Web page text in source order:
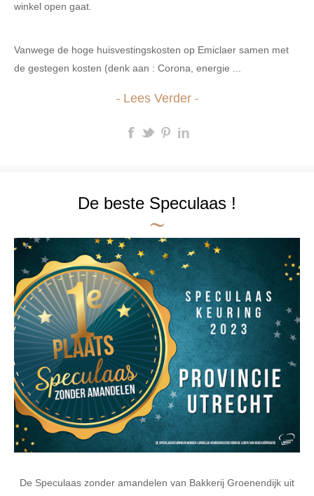
winkel open gaat.
Vanwege de hoge huisvestingskosten op Emiclaer samen met
de gestegen kosten (denk aan : Corona, energie ...
Lees Verder
De beste Speculaas !
De Speculaas zonder amandelen van Bakkerij Groenendijk uit